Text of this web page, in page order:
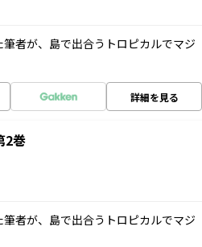
者が、島で出合うトロピカルでマジ
詳細を見る
2巻
者が、島で出合うトロピカルでマジ